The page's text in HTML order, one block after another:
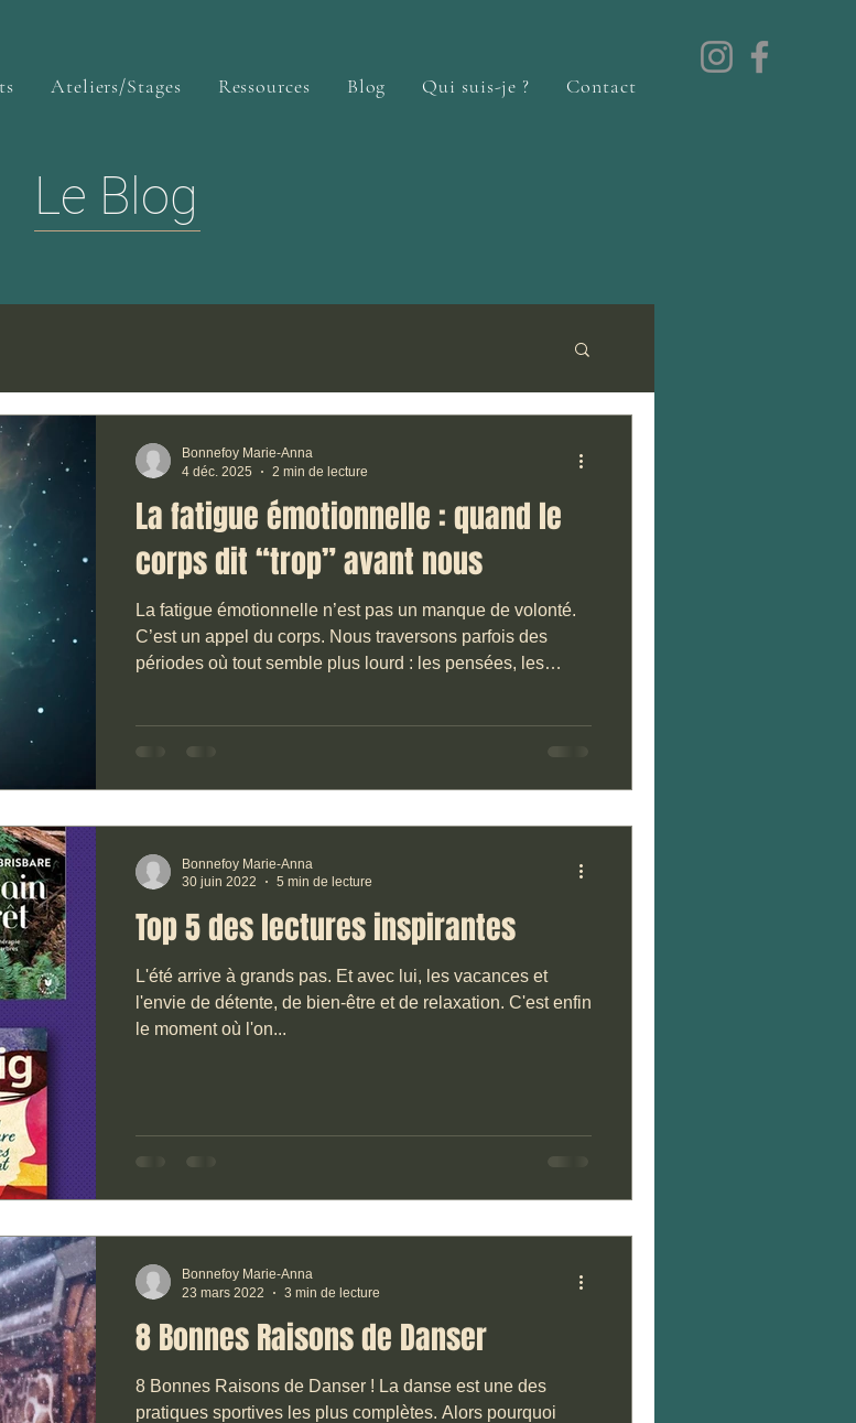
Ateliers/Stages Ressources Blog Qui suis-je ? Contact
Le Blog
La fatigue émotionnelle : quand le
corps dit “trop” avant nous
La fatigue émotionnelle n’est pas un manque de volonté.
C’est un appel du corps. Nous traversons parfois des
périodes où tout semble plus lourd : les pensées, les
Bonnefoy Marie-Anna
4 déc. 2025
2 min de lecture
Top 5 des lectures inspirantes
L'été arrive à grands pas. Et avec lui, les vacances et
l'envie de détente, de bien-être et de relaxation. C'est enfin
le moment où l'on...
Bonnefoy Marie-Anna
30 juin 2022
5 min de lecture
8 Bonnes Raisons de Danser
8 Bonnes Raisons de Danser ! La danse est une des
pratiques sportives les plus complètes. Alors pourquoi
Bonnefoy Marie-Anna
23 mars 2022
3 min de lecture